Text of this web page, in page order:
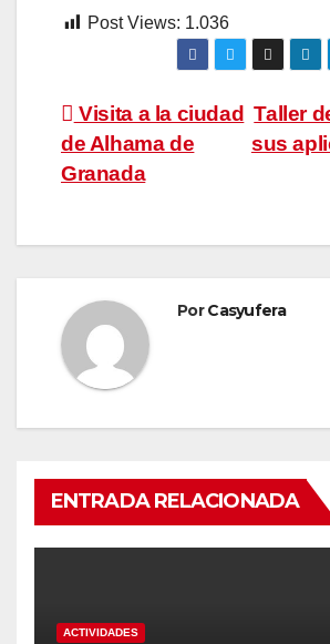
Post Views: 1.036
Navegación
de
Taller
sus
Visita a la ciudad
de Alhama de
Granada
PorCasyufera
ENTRADA RELACIONADA
ACTIVIDADES